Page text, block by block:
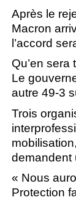
Après le
Macron
l’accord
Qu’en
Le
autre 49-3
Trois
demandent
« Nous
Protection